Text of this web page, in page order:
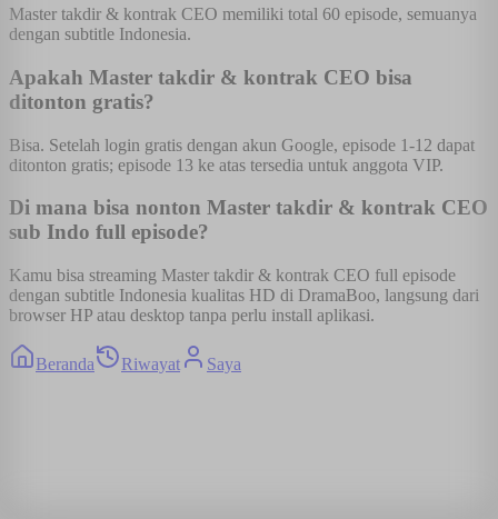
Master takdir & kontrak CEO memiliki total 60 episode, semuanya
dengan subtitle Indonesia.
Apakah Master takdir & kontrak CEO bisa
ditonton gratis?
Bisa. Setelah login gratis dengan akun Google, episode 1-12 dapat
ditonton gratis; episode 13 ke atas tersedia untuk anggota VIP.
Di mana bisa nonton Master takdir & kontrak CEO
sub Indo full episode?
Kamu bisa streaming Master takdir & kontrak CEO full episode
dengan subtitle Indonesia kualitas HD di DramaBoo, langsung dari
browser HP atau desktop tanpa perlu install aplikasi.
Beranda Riwayat Saya